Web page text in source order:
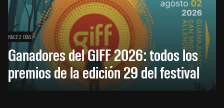
HACE 2 DÍAS
Ganadores del GIFF 2026: todos los
premios de la edición 29 del festival